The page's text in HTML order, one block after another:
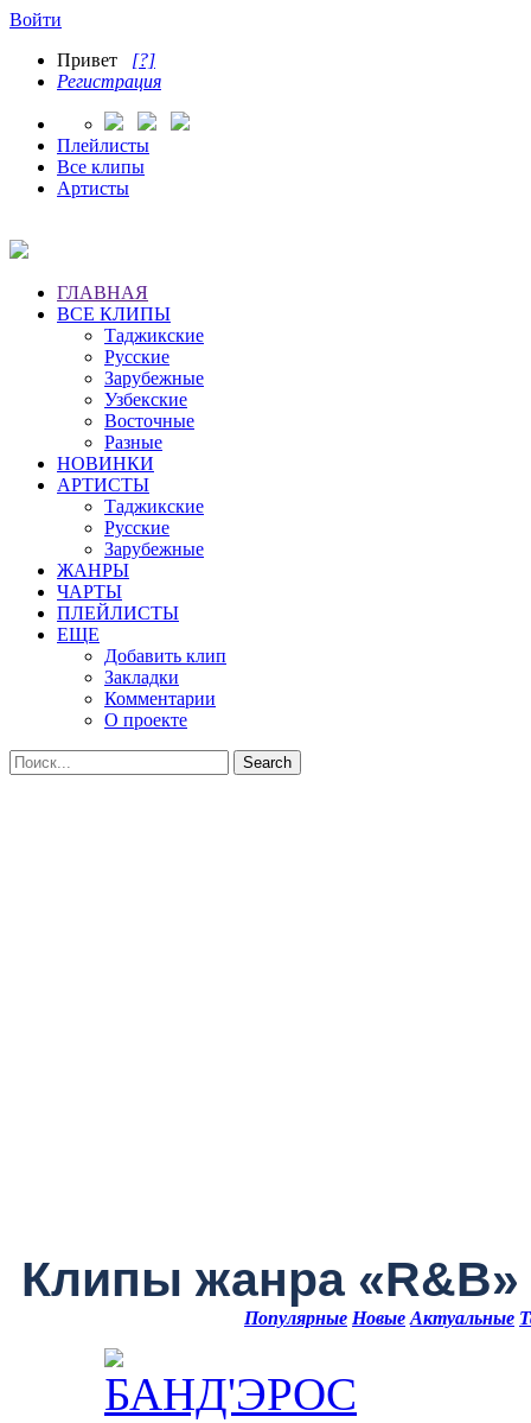
Войти
Привет [?]
Регистрация
Плейлисты
Все клипы
Артисты
ГЛАВНАЯ
ВСЕ КЛИПЫ
Таджикские
Русские
Зарубежные
Узбекские
Восточные
Разные
НОВИНКИ
АРТИСТЫ
Таджикские
Русские
Зарубежные
ЖАНРЫ
ЧАРТЫ
ПЛЕЙЛИСТЫ
ЕЩЕ
Добавить клип
Закладки
Комментарии
О проекте
Клипы жанра «R&B»
Популярные Новые Актуальные